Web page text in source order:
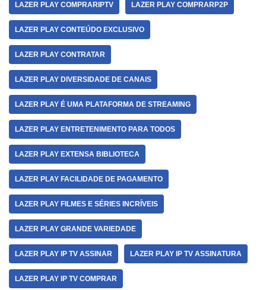
LAZER PLAY COMPRARIPTV LAZER PLAY COMPRARP2P
LAZER PLAY CONTEÚDO EXCLUSIVO
LAZER PLAY CONTRATAR
LAZER PLAY DIVERSIDADE DE CANAIS
LAZER PLAY É UMA PLATAFORMA DE STREAMING
LAZER PLAY ENTRETENIMENTO PARA TODOS
LAZER PLAY EXTENSA BIBLIOTECA
LAZER PLAY FACILIDADE DE PAGAMENTO
LAZER PLAY FILMES E SÉRIES INCRÍVEIS
LAZER PLAY GRANDE VARIEDADE
LAZER PLAY IP TV ASSINAR LAZER PLAY IP TV ASSINATURA
LAZER PLAY IP TV COMPRAR